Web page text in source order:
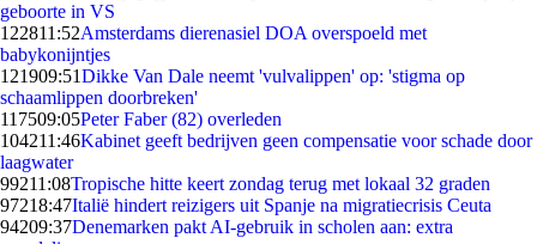
geboorte in VS
122811:52Amsterdams dierenasiel DOA overspoeld met
babykonijntjes
121909:51Dikke Van Dale neemt 'vulvalippen' op: 'stigma op
schaamlippen doorbreken'
117509:05Peter Faber (82) overleden
104211:46Kabinet geeft bedrijven geen compensatie voor schade door
laagwater
99211:08Tropische hitte keert zondag terug met lokaal 32 graden
97218:47Italië hindert reizigers uit Spanje na migratiecrisis Ceuta
94209:37Denemarken pakt AI-gebruik in scholen aan: extra